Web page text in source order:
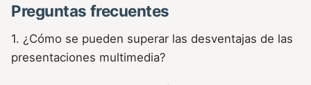
Preguntas frecuentes
1. ¿Cómo se pueden superar las desventajas de las
presentaciones multimedia?